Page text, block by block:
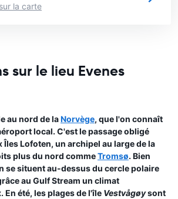
la carte
sur le lieu Evenes
au nord de laNorvège, que l'on connaît
local. C'est le passage obligé
Îles Lofoten, un archipel au large de la
plus du nord commeTromsø. Bien
se situent au-dessus du cercle polaire
au Gulf Stream un climat
été, les plages de l'île Vestvågøysont